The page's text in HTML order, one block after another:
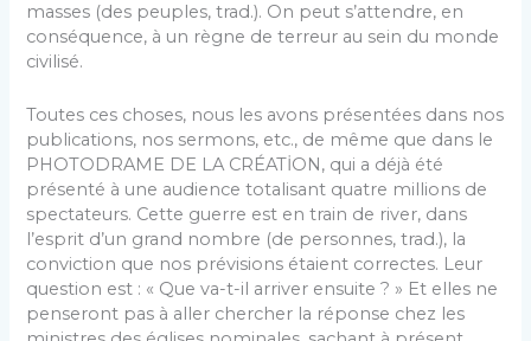
masses (des peuples, trad.). On peut s’attendre, en
conséquence, à un règne de terreur au sein du monde
civilisé.
Toutes ces choses, nous les avons présentées dans nos
publications, nos sermons, etc., de même que dans le
PHOTODRAME DE LA CRÉATİON, qui a déjà été
présenté à une audience totalisant quatre mil­lions de
spectateurs. Cette guerre est en train de river, dans
l’esprit d’un grand nombre (de personnes, trad.), la
conviction que nos prévisions étaient correctes. Leur
question est : « Que va-t-il arriver ensuite ? » Et elles ne
penseront pas à aller chercher la réponse chez les